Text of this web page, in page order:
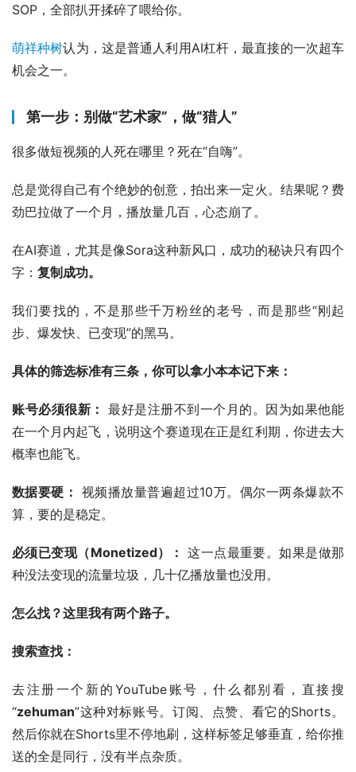
SOP，全部扒开揉碎了喂给你。
萌祥种树认为，这是普通人利用AI杠杆，最直接的一次超车
机会之一。
第一步：别做“艺术家”，做“猎人”
很多做短视频的人死在哪里？死在“自嗨”。
总是觉得自己有个绝妙的创意，拍出来一定火。结果呢？费
劲巴拉做了一个月，播放量几百，心态崩了。
在AI赛道，尤其是像Sora这种新风口，成功的秘诀只有四个
字： 复制成功。
我们要找的，不是那些千万粉丝的老号，而是那些“刚起
步、爆发快、已变现”的黑马。
具体的筛选标准有三条，你可以拿小本本记下来：
账号必须很新： 最好是注册不到一个月的。因为如果他能
在一个月内起飞，说明这个赛道现在正是红利期，你进去大
概率也能飞。
数据要硬： 视频播放量普遍超过10万。偶尔一两条爆款不
算，要的是稳定。
必须已变现（Monetized）： 这一点最重要。如果是做那
种没法变现的流量垃圾，几十亿播放量也没用。
怎么找？这里我有两个路子。
搜索查找：
去注册一个新的YouTube账号，什么都别看，直接搜
“zehuman”这种对标账号。订阅、点赞、看它的Shorts。
然后你就在Shorts里不停地刷，这样标签足够垂直，给你推
送的全是同行，没有半点杂质。